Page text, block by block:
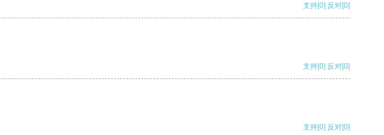
支持[0] 反对[0]
支持[0] 反对[0]
支持[0] 反对[0]